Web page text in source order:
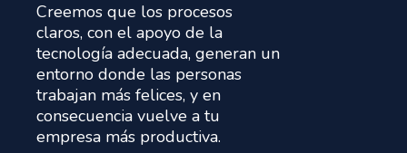
Creemos que los procesos
claros, con el apoyo de la
tecnología adecuada, generan un
entorno donde las personas
trabajan más felices, y en
consecuencia vuelve a tu
empresa más productiva.